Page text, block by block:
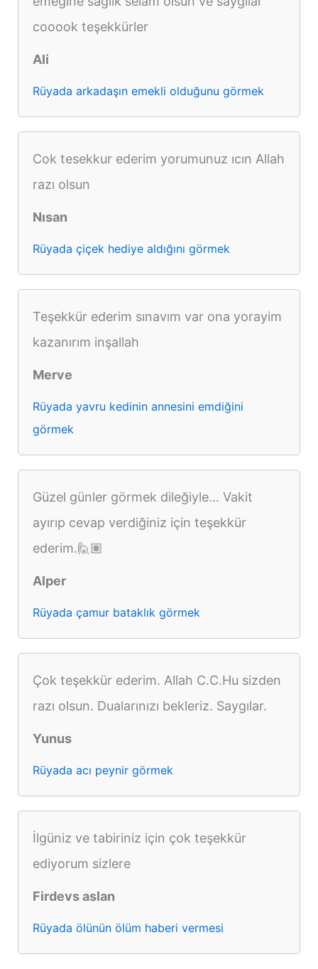
cooook teşekkürler
Ali
Rüyada arkadaşın emekli olduğunu görmek
Cok tesekkur ederim yorumunuz ıcın Allah
razı olsun
Nısan
Rüyada çiçek hediye aldığını görmek
Teşekkür ederim sınavım var ona yorayim
kazanırım inşallah
Merve
Rüyada yavru kedinin annesini emdiğini
görmek
Güzel günler görmek dileğiyle... Vakit
ayırıp cevap verdiğiniz için teşekkür
ederim.🙋🏽
Alper
Rüyada çamur bataklık görmek
Çok teşekkür ederim. Allah C.C.Hu sizden
razı olsun. Dualarınızı bekleriz. Saygılar.
Yunus
Rüyada acı peynir görmek
İlgüniz ve tabiriniz için çok teşekkür
ediyorum sizlere
Firdevs aslan
Rüyada ölünün ölüm haberi vermesi